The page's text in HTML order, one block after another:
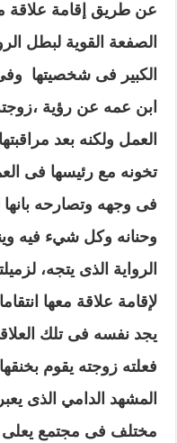
عن طريق إقامة علاقة
الصفعة القوية لبطل
الكبير فى شخصيتها
ابن عمه عن رؤية
العمل ولكنه بعد
تخونه مع رئيسها فى
فى وجهه وتصارحه
وحنانه وكل شيء فيه
الرواية الذى يتجه،
لإقامة علاقة معها
يجد نفسه فى تلك
فعلته زوجته يقوم بخنقها
المشهد الدامي الذى
مختلف فى مجتمع يعلى